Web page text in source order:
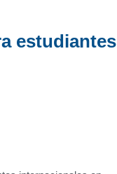
estudiantes